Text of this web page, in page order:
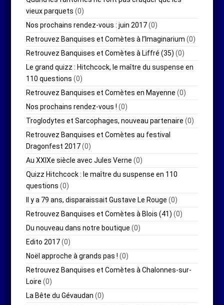
vieux parquets (0)
Nos prochains rendez-vous : juin 2017(0)
Retrouvez Banquises et Comètes à l’Imaginarium (0)
Retrouvez Banquises et Comètes à Liffré (35) (0)
Le grand quizz : Hitchcock, le maître du suspense en
110 questions (0)
Retrouvez Banquises et Comètes en Mayenne (0)
Nos prochains rendez-vous ! (0)
Troglodytes et Sarcophages, nouveau partenaire (0)
Retrouvez Banquises et Comètes au festival
Dragonfest 2017(0)
Au XXIXe siècle avec Jules Verne (0)
Quizz Hitchcock : le maître du suspense en 110
questions (0)
Il y a 79 ans, disparaissait Gustave Le Rouge (0)
Retrouvez Banquises et Comètes à Blois (41) (0)
Du nouveau dans notre boutique (0)
Edito 2017(0)
Noël approche à grands pas ! (0)
Retrouvez Banquises et Comètes à Chalonnes-sur-
Loire (0)
La Bête du Gévaudan (0)